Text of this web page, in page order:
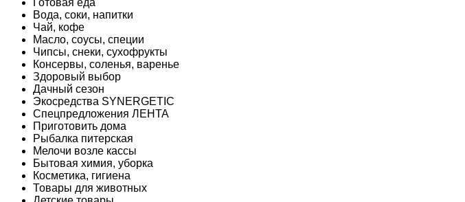
Вода, соки, напитки
Чай, кофе
Масло, соусы, специи
Чипсы, снеки, сухофрукты
Консервы, соленья, варенье
Здоровый выбор
Дачный сезон
Экосредства SYNERGETIC
Спецпредложения ЛЕНТА
Приготовить дома
Рыбалка питерская
Мелочи возле кассы
Бытовая химия, уборка
Косметика, гигиена
Товары для животных